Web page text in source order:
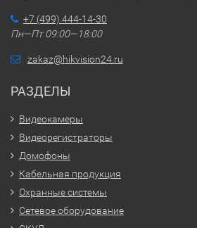
+7 (499) 444-14-30
Пн—Пт 09:00—18:00
zakaz@hikvision24.ru
РАЗДЕЛЫ
Видеокамеры
Видеорегистраторы
Домофоны
Кабельная продукция
Охранные системы
Сетевое оборудование